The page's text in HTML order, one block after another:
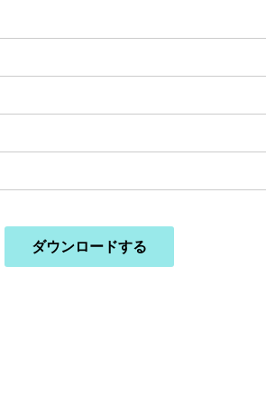
ダウンロードする